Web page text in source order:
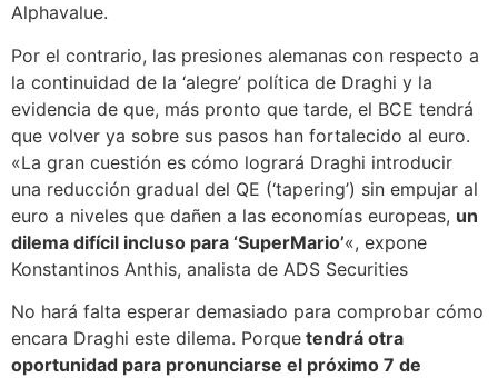
Alphavalue.
Por el contrario, las presiones alemanas con respecto a
la continuidad de la ‘alegre’ política de Draghi y la
evidencia de que, más pronto que tarde, el BCE tendrá
que volver ya sobre sus pasos han fortalecido al euro.
«La gran cuestión es cómo logrará Draghi introducir
una reducción gradual del QE (‘tapering’) sin empujar al
euro a niveles que dañen a las economías europeas, un
dilema difícil incluso para ‘SuperMario’«, expone
Konstantinos Anthis, analista de ADS Securities
No hará falta esperar demasiado para comprobar cómo
encara Draghi este dilema. Porque tendrá otra
oportunidad para pronunciarse el próximo 7 de